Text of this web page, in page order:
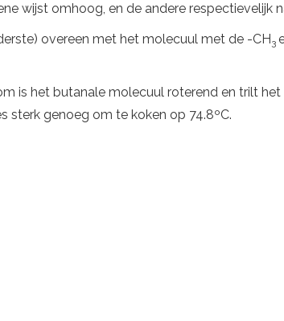
wijst omhoog, en de andere respectievelijk
overeen met het molecuul met de -CH3
is het butanale molecuul roterend en trilt
sterk genoeg om te koken op 74.8ºC.